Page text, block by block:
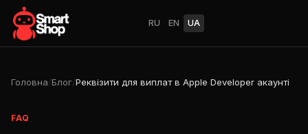
RU EN UA
Головна/Блог/Реквізити для виплат в Apple Developer акаунті
FAQ